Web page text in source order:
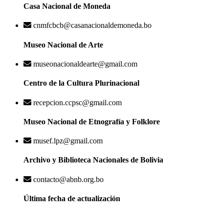
Casa Nacional de Moneda
cnmfcbcb@casanacionaldemoneda.bo
Museo Nacional de Arte
museonacionaldearte@gmail.com
Centro de la Cultura Plurinacional
recepcion.ccpsc@gmail.com
Museo Nacional de Etnografía y Folklore
musef.lpz@gmail.com
Archivo y Biblioteca Nacionales de Bolivia
contacto@abnb.org.bo
Última fecha de actualización